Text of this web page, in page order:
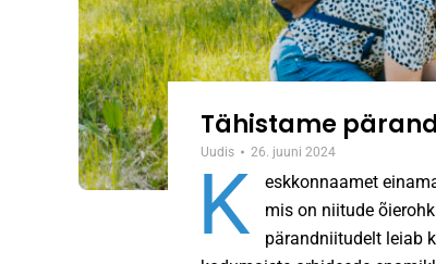
Tähistame
Uudis 26. juuni 2024
K
eskkonnaamet
mis on niitude
pärandniitudelt leiab